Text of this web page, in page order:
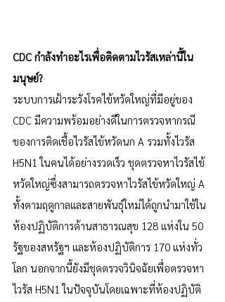
CDC กำลังทำอะไรเพื่อติดตามไวรัสเหล่านี้ใน
มนุษย์?
ระบบการเฝ้าระวังโรคไข้หวัดใหญ่ที่มีอยู่ของ
CDC มีความพร้อมอย่างดีในการตรวจหากรณี
ของการติดเชื้อไวรัสไข้หวัดนก A รวมทั้งไวรัส
H5N1 ในคนได้อย่างรวดเร็ว ชุดตรวจหาไวรัสไข้
หวัดใหญ่ซึ่งสามารถตรวจหาไวรัสไข้หวัดใหญ่ A
ทั้งตามฤดูกาลและสายพันธุ์ใหม่ได้ถูกนำมาใช้ใน
ห้องปฏิบัติการด้านสาธารณสุข 128 แห่งใน 50
รัฐของสหรัฐฯ และห้องปฏิบัติการ 170 แห่งทั่ว
โลก นอกจากนี้ยังมีชุดตรวจวินิจฉัยเพื่อตรวจหา
ไวรัส H5N1 ในปัจจุบันโดยเฉพาะที่ห้องปฏิบัติ